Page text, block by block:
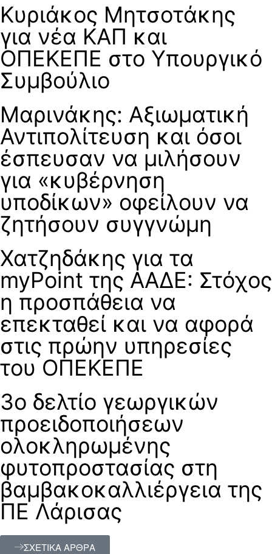
Κυριάκος Μητσοτάκης
για νέα ΚΑΠ και
ΟΠΕΚΕΠΕ στο Υπουργικό
Συμβούλιο
Μαρινάκης: Αξιωματική
Αντιπολίτευση και όσοι
έσπευσαν να μιλήσουν
για «κυβέρνηση
υποδίκων» οφείλουν να
ζητήσουν συγγνώμη
Χατζηδάκης για τα
myPoint της ΑΑΔΕ: Στόχος
η προσπάθεια να
επεκταθεί και να αφορά
στις πρώην υπηρεσίες
του ΟΠΕΚΕΠΕ
3ο δελτίο γεωργικών
προειδοποιήσεων
ολοκληρωμένης
φυτοπροστασίας στη
βαμβακοκαλλιέργεια της
ΠΕ Λάρισας
ΣΧΕΤΙΚΑ ΑΡΘΡΑ